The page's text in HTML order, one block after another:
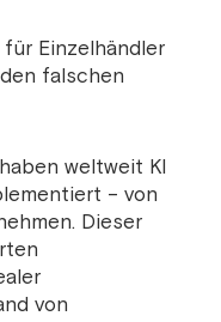
Einzelhändler
falschen
weltweit KI
– von
Dieser
von